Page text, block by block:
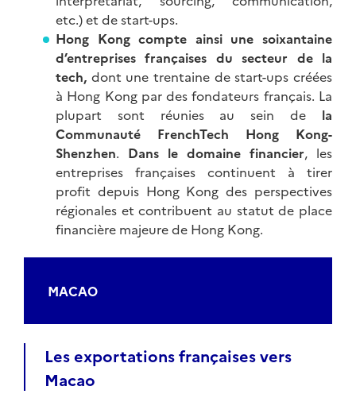
etc.) et de start-ups.
Hong Kong compte ainsi une soixantaine
d’entreprises françaises du secteur de la
tech, dont une trentaine de start-ups créées
à Hong Kong par des fondateurs français. La
plupart sont réunies au sein de la
Communauté FrenchTech Hong Kong-
Shenzhen. Dans le domaine financier, les
entreprises françaises continuent à tirer
profit depuis Hong Kong des perspectives
régionales et contribuent au statut de place
financière majeure de Hong Kong.
MACAO
Les exportations françaises vers
Macao